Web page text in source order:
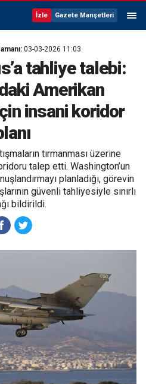
İzle Gazete Manşetleri
03-03-2026 11:03
tahliye talebi:
Amerikan
insani koridor
tırmanması üzerine
talep etti. Washington’un
planladığı, görevin
güvenli tahliyesiyle sınırlı
bildirildi.